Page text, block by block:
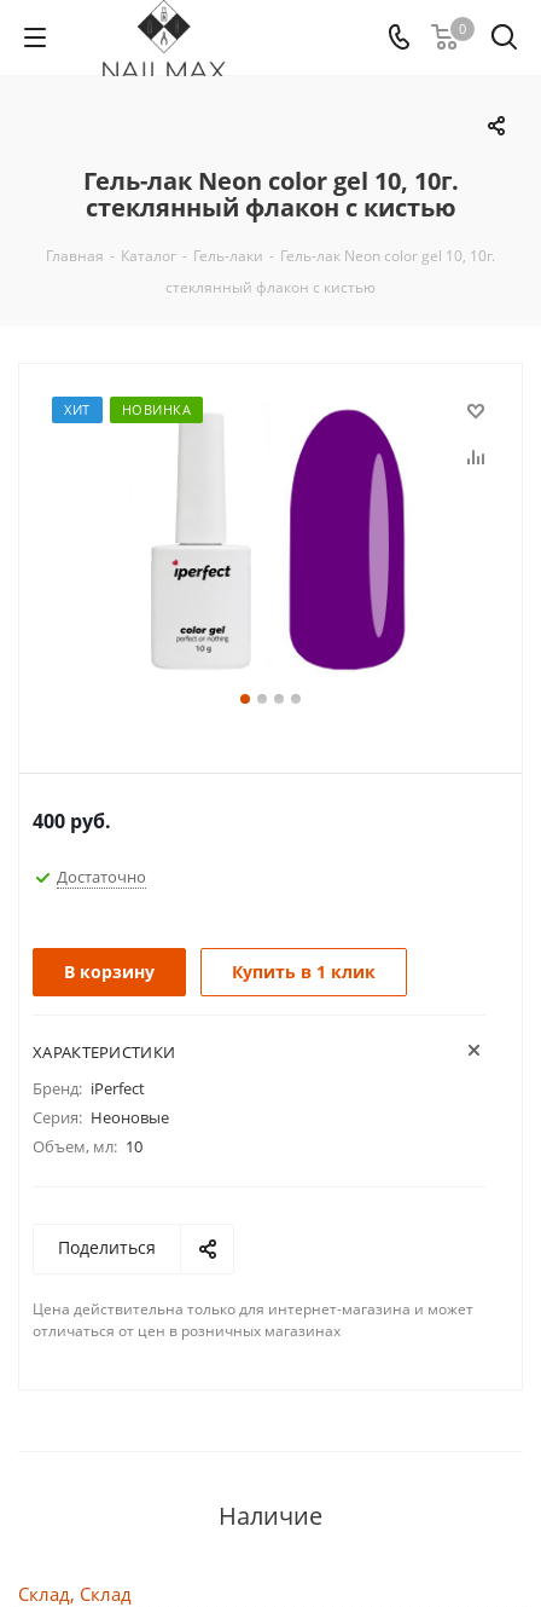
0
Гель-лак Neon color gel 10, 10г.
стеклянный флакон с кистью
Главная - Каталог - Гель-лаки - Гель-лак Neon color gel 10, 10г.
стеклянный флакон с кистью
ХИТ НОВИНКА
400 руб.
Достаточно
В корзину Купить в 1 клик
ХАРАКТЕРИСТИКИ
Бренд: iPerfect
Серия: Неоновые
Объем, мл: 10
Поделиться
Цена действительна только для интернет-магазина и может
отличаться от цен в розничных магазинах
Наличие
Склад, Склад